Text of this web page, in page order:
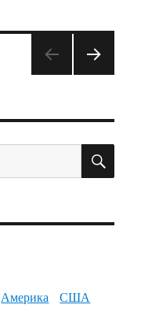
Америка США